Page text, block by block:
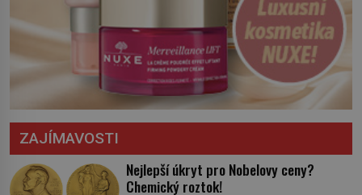
ZAJÍMAVOSTI
Nejlepší úkryt pro Nobelovy ceny?
Chemický roztok!